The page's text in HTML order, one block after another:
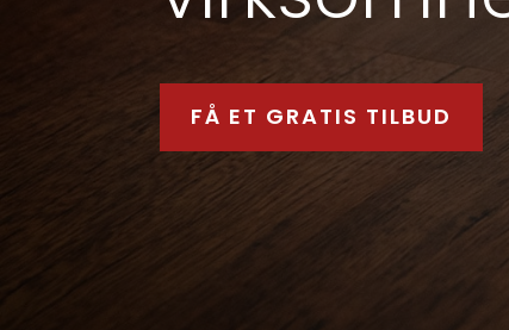
FÅ ET GRATIS TILBUD